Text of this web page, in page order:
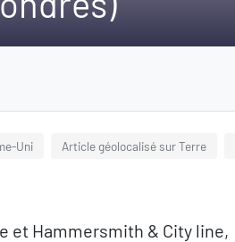
Uni Article géolocalisé sur Terre
et Hammersmith & City line,